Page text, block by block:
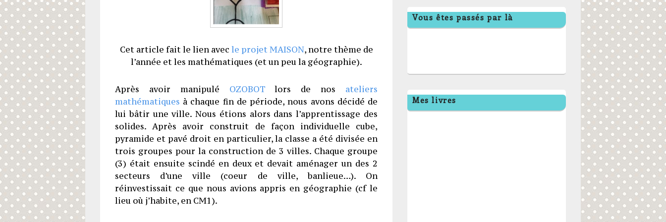
Cet article fait le lien avec le projet MAISON, notre thème de
l’année et les mathématiques (et un peu la géographie).
Après avoir manipulé OZOBOTlors de nos ateliers
mathématiques à chaque fin de période, nous avons décidé de
lui bâtir une ville. Nous étions alors dans l’apprentissage des
solides. Après avoir construit de façon individuelle cube,
pyramide et pavé droit en particulier, la classe a été divisée en
trois groupes pour la construction de 3 villes. Chaque groupe
(3) était ensuite scindé en deux et devait aménager un des 2
secteurs d’une ville (coeur de ville, banlieue…). On
réinvestissait ce que nous avions appris en géographie (cf le
lieu où j’habite, en CM1).
Vous êtes passés par là
Mes livres